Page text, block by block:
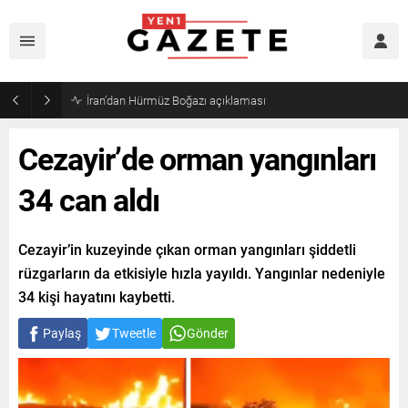
Öğrenci affı yürürlüğe girdi!
Cezayir’de orman yangınları
34 can aldı
Cezayir’in kuzeyinde çıkan orman yangınları şiddetli
rüzgarların da etkisiyle hızla yayıldı. Yangınlar nedeniyle
34 kişi hayatını kaybetti.
Paylaş Tweetle Gönder